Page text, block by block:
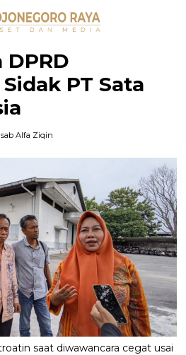
PT Sata
Alfa Ziqin
saat diwawancara cegat usai